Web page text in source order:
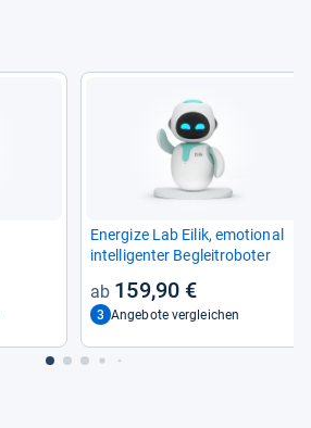
Ener­gize Lab Eilik, emo­tio­nal
intel­li­gen­ter Begleitro­bo­ter
159,90 €
3 Angebote vergleichen